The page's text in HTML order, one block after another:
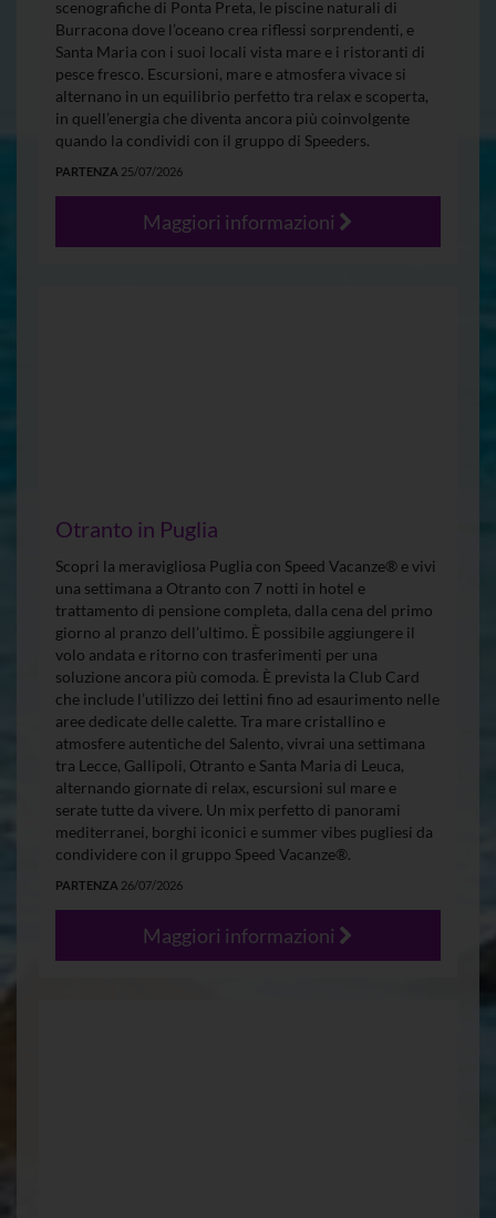
scenografiche di Ponta Preta, le piscine naturali di
Burracona dove l’oceano crea riflessi sorprendenti, e
Santa Maria con i suoi locali vista mare e i ristoranti di
pesce fresco. Escursioni, mare e atmosfera vivace si
alternano in un equilibrio perfetto tra relax e scoperta,
in quell’energia che diventa ancora più coinvolgente
quando la condividi con il gruppo di Speeders.
PARTENZA 25/07/2026
Maggiori informazioni
Otranto in Puglia
Scopri la meravigliosa Puglia con Speed Vacanze® e vivi
una settimana a Otranto con 7 notti in hotel e
trattamento di pensione completa, dalla cena del primo
giorno al pranzo dell’ultimo. È possibile aggiungere il
volo andata e ritorno con trasferimenti per una
soluzione ancora più comoda. È prevista la Club Card
che include l’utilizzo dei lettini fino ad esaurimento nelle
aree dedicate delle calette. Tra mare cristallino e
atmosfere autentiche del Salento, vivrai una settimana
tra Lecce, Gallipoli, Otranto e Santa Maria di Leuca,
alternando giornate di relax, escursioni sul mare e
serate tutte da vivere. Un mix perfetto di panorami
mediterranei, borghi iconici e summer vibes pugliesi da
condividere con il gruppo Speed Vacanze®.
PARTENZA 26/07/2026
Maggiori informazioni